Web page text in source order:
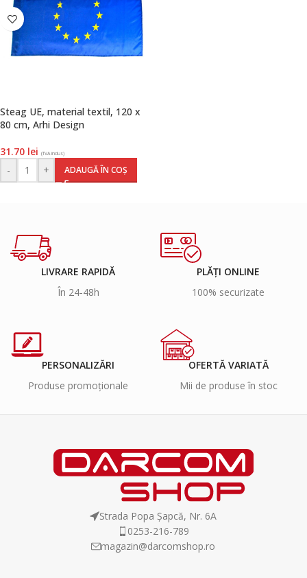
Steag UE, material textil, 120 x
80 cm, Arhi Design
31.70 lei (TVA inclus)
- + ADAUGĂ ÎN COȘ
LIVRARE RAPIDĂ
În 24-48h
PLĂȚI ONLINE
100% securizate
PERSONALIZĂRI
Produse promoționale
OFERTĂ VARIATĂ
Mii de produse în stoc
Strada Popa Șapcă, Nr. 6A
0253-216-789
magazin@darcomshop.ro